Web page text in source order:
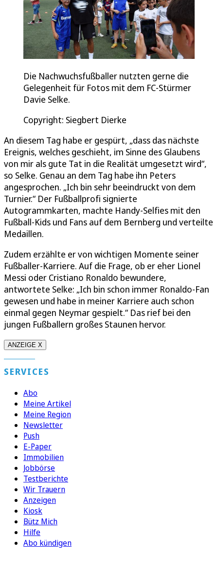
Die Nachwuchsfußballer nutzten gerne die
Gelegenheit für Fotos mit dem FC-Stürmer
Davie Selke.
Copyright: Siegbert Dierke
An diesem Tag habe er gespürt, „dass das nächste
Ereignis, welches geschieht, im Sinne des Glaubens
von mir als gute Tat in die Realität umgesetzt wird“,
so Selke. Genau an dem Tag habe ihn Peters
angesprochen. „Ich bin sehr beeindruckt von dem
Turnier.“ Der Fußballprofi signierte
Autogrammkarten, machte Handy-Selfies mit den
Fußball-Kids und Fans auf dem Bernberg und verteilte
Medaillen.
Zudem erzählte er von wichtigen Momente seiner
Fußballer-Karriere. Auf die Frage, ob er eher Lionel
Messi oder Cristiano Ronaldo bewundere,
antwortete Selke: „Ich bin schon immer Ronaldo-Fan
gewesen und habe in meiner Karriere auch schon
einmal gegen Neymar gespielt.“ Das rief bei den
jungen Fußballern großes Staunen hervor.
ANZEIGE X
SERVICES
Abo
Meine Artikel
Meine Region
Newsletter
Push
E-Paper
Immobilien
Jobbörse
Testberichte
Wir Trauern
Anzeigen
Kiosk
Bütz Mich
Hilfe
Abo kündigen